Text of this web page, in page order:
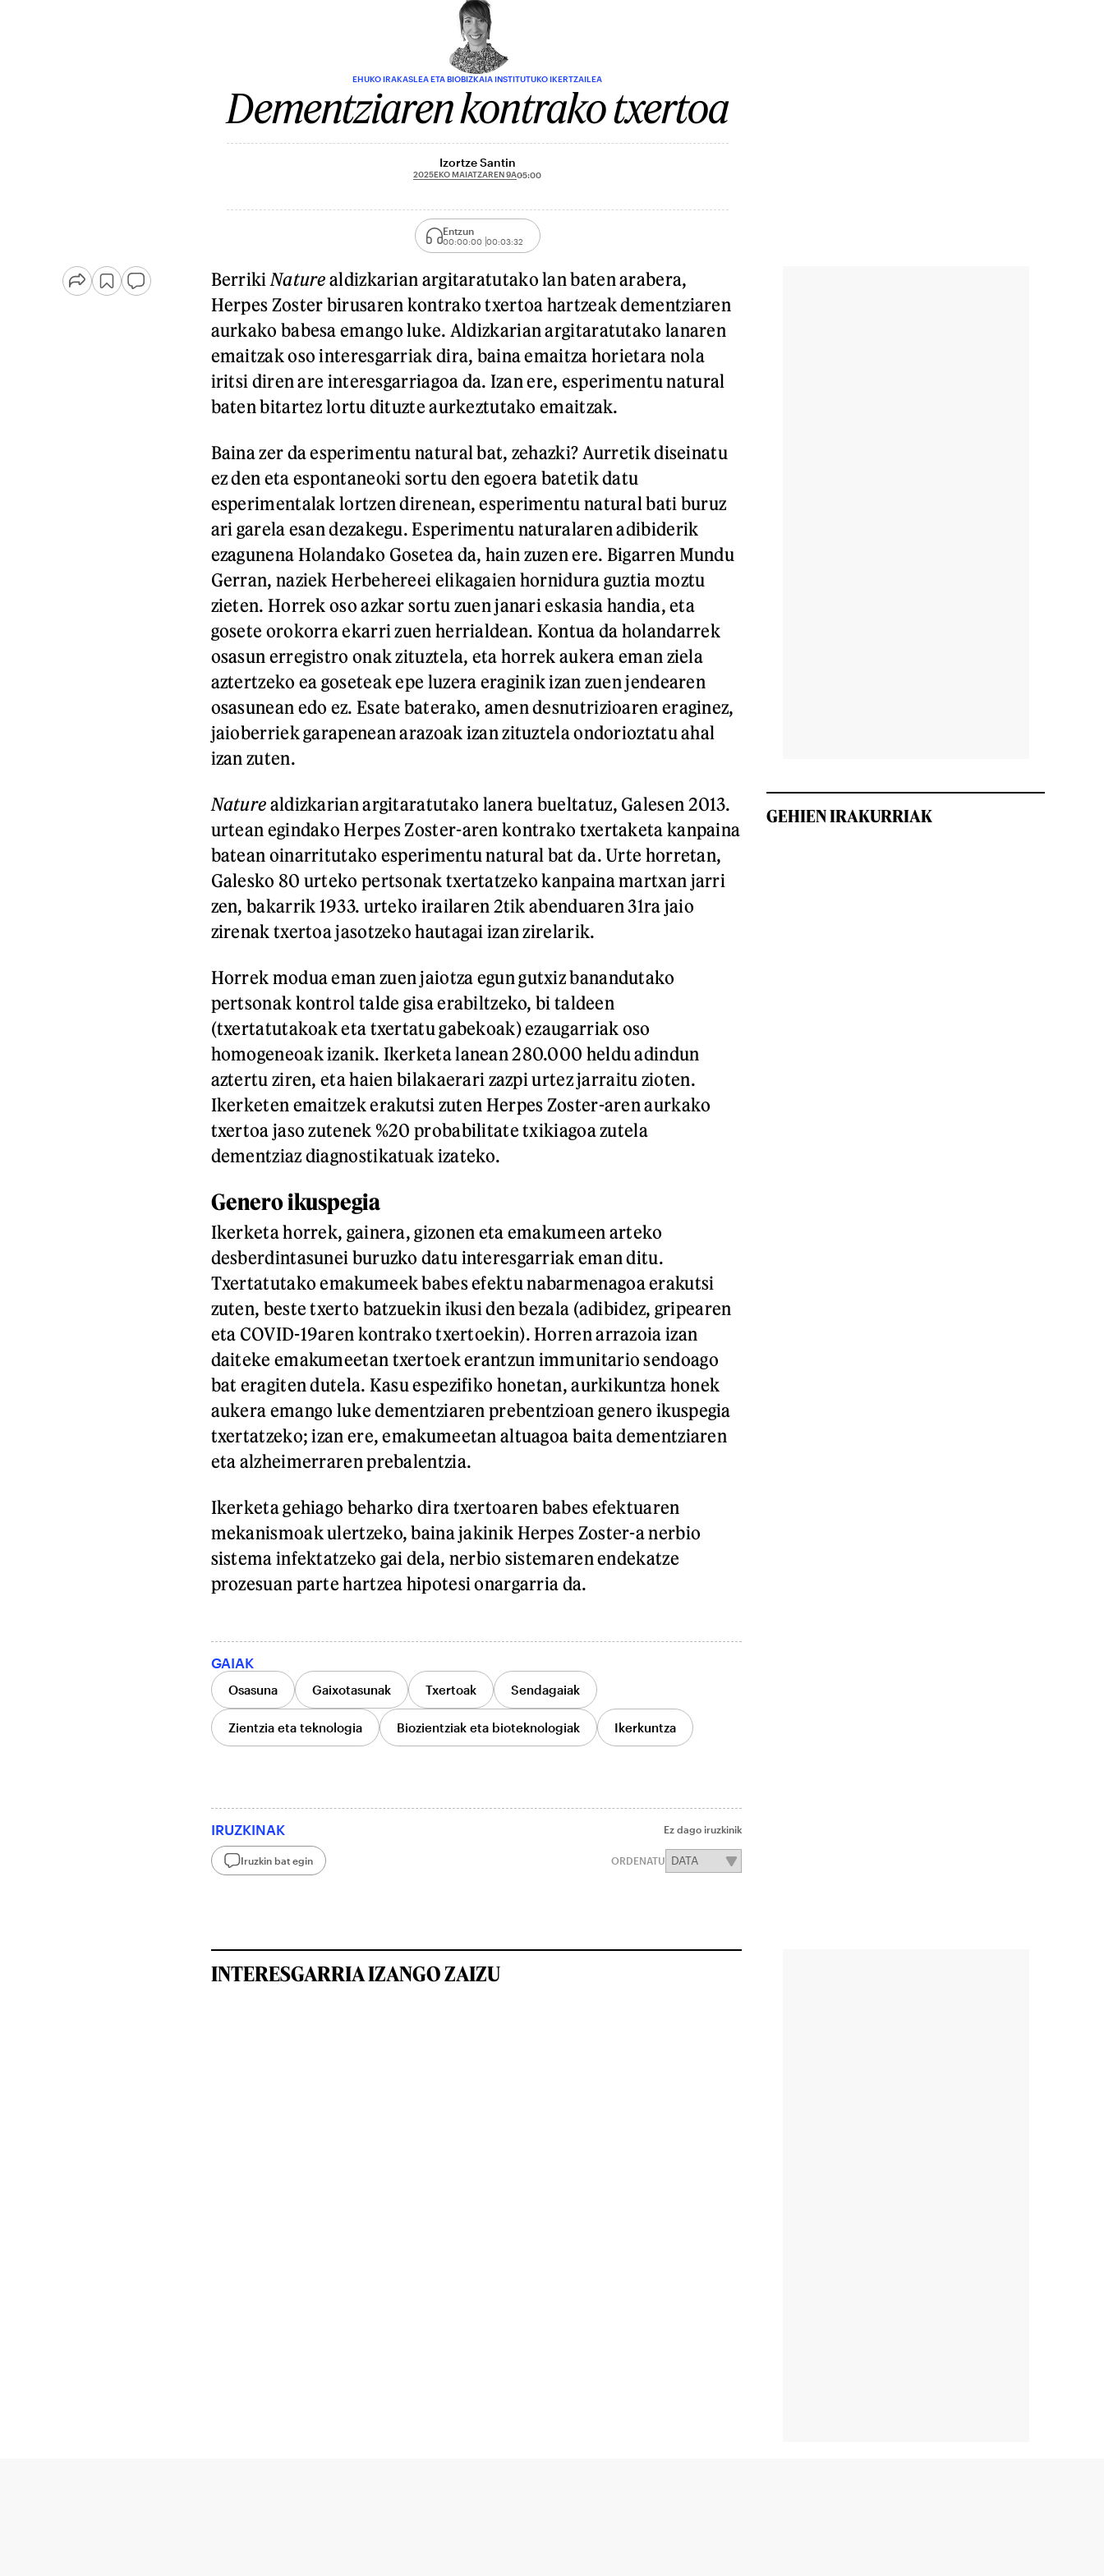
EHUKO IRAKASLEA ETA BIOBIZKAIA INSTITUTUKO IKERTZAILEA
Dementziaren kontrako txertoa
Izortze Santin
2025EKO MAIATZAREN 9A05:00
Entzun
00:00:00 00:03:32
Berriki Nature aldizkarian argitaratutako lan baten arabera,
Herpes Zoster birusaren kontrako txertoa hartzeak dementziaren
aurkako babesa emango luke. Aldizkarian argitaratutako lanaren
emaitzak oso interesgarriak dira, baina emaitza horietara nola
iritsi diren are interesgarriagoa da. Izan ere, esperimentu natural
baten bitartez lortu dituzte aurkeztutako emaitzak.
Baina zer da esperimentu natural bat, zehazki? Aurretik diseinatu
ez den eta espontaneoki sortu den egoera batetik datu
esperimentalak lortzen direnean, esperimentu natural bati buruz
ari garela esan dezakegu. Esperimentu naturalaren adibiderik
ezagunena Holandako Gosetea da, hain zuzen ere. Bigarren Mundu
Gerran, naziek Herbehereei elikagaien hornidura guztia moztu
zieten. Horrek oso azkar sortu zuen janari eskasia handia, eta
gosete orokorra ekarri zuen herrialdean. Kontua da holandarrek
osasun erregistro onak zituztela, eta horrek aukera eman ziela
aztertzeko ea goseteak epe luzera eraginik izan zuen jendearen
osasunean edo ez. Esate baterako, amen desnutrizioaren eraginez,
jaioberriek garapenean arazoak izan zituztela ondorioztatu ahal
izan zuten.
Nature aldizkarian argitaratutako lanera bueltatuz, Galesen 2013.
urtean egindako Herpes Zoster-aren kontrako txertaketa kanpaina
batean oinarritutako esperimentu natural bat da. Urte horretan,
Galesko 80 urteko pertsonak txertatzeko kanpaina martxan jarri
zen, bakarrik 1933. urteko irailaren 2tik abenduaren 31ra jaio
zirenak txertoa jasotzeko hautagai izan zirelarik.
Horrek modua eman zuen jaiotza egun gutxiz banandutako
pertsonak kontrol talde gisa erabiltzeko, bi taldeen
(txertatutakoak eta txertatu gabekoak) ezaugarriak oso
homogeneoak izanik. Ikerketa lanean 280.000 heldu adindun
aztertu ziren, eta haien bilakaerari zazpi urtez jarraitu zioten.
Ikerketen emaitzek erakutsi zuten Herpes Zoster-aren aurkako
txertoa jaso zutenek %20 probabilitate txikiagoa zutela
dementziaz diagnostikatuak izateko.
Genero ikuspegia
Ikerketa horrek, gainera, gizonen eta emakumeen arteko
desberdintasunei buruzko datu interesgarriak eman ditu.
Txertatutako emakumeek babes efektu nabarmenagoa erakutsi
zuten, beste txerto batzuekin ikusi den bezala (adibidez, gripearen
eta COVID-19aren kontrako txertoekin). Horren arrazoia izan
daiteke emakumeetan txertoek erantzun immunitario sendoago
bat eragiten dutela. Kasu espezifiko honetan, aurkikuntza honek
aukera emango luke dementziaren prebentzioan genero ikuspegia
txertatzeko; izan ere, emakumeetan altuagoa baita dementziaren
eta alzheimerraren prebalentzia.
Ikerketa gehiago beharko dira txertoaren babes efektuaren
mekanismoak ulertzeko, baina jakinik Herpes Zoster-a nerbio
sistema infektatzeko gai dela, nerbio sistemaren endekatze
prozesuan parte hartzea hipotesi onargarria da.
GAIAK
Osasuna Gaixotasunak Txertoak Sendagaiak
Zientzia eta teknologia Biozientziak eta bioteknologiak Ikerkuntza
IRUZKINAK Ez dago iruzkinik
Iruzkin bat egin ORDENATU
GEHIEN IRAKURRIAK
INTERESGARRIA IZANGO ZAIZU